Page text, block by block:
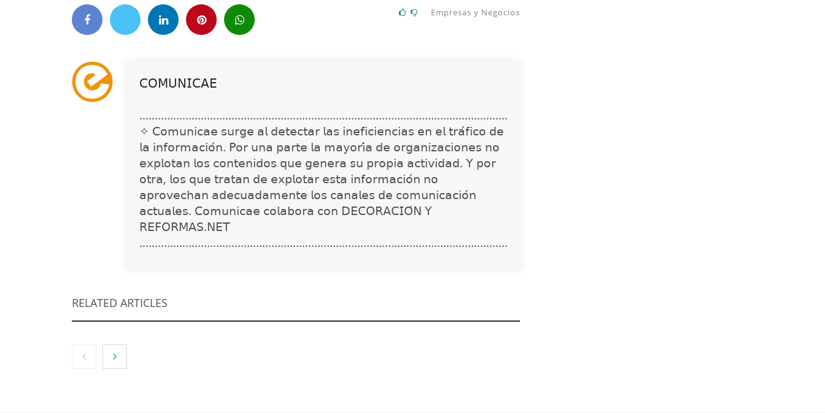
Empresas y Negocios
𝖢𝖮𝖬𝖴𝖭𝖨𝖢𝖠𝖤
........................................................................................................................
✧ 𝖢𝗈𝗆𝗎𝗇𝗂𝖼𝖺𝖾 𝗌𝗎𝗋𝗀𝖾 𝖺𝗅 𝖽𝖾𝗍𝖾𝖼𝗍𝖺𝗋 𝗅𝖺𝗌 𝗂𝗇𝖾𝖿𝗂𝖼𝗂𝖾𝗇𝖼𝗂𝖺𝗌 𝖾𝗇 𝖾𝗅 𝗍𝗋𝖺́𝖿𝗂𝖼𝗈 𝖽𝖾
𝗅𝖺 𝗂𝗇𝖿𝗈𝗋𝗆𝖺𝖼𝗂𝗈́𝗇. 𝖯𝗈𝗋 𝗎𝗇𝖺 𝗉𝖺𝗋𝗍𝖾 𝗅𝖺 𝗆𝖺𝗒𝗈𝗋𝗂́𝖺 𝖽𝖾 𝗈𝗋𝗀𝖺𝗇𝗂𝗓𝖺𝖼𝗂𝗈𝗇𝖾𝗌 𝗇𝗈
𝖾𝗑𝗉𝗅𝗈𝗍𝖺𝗇 𝗅𝗈𝗌 𝖼𝗈𝗇𝗍𝖾𝗇𝗂𝖽𝗈𝗌 𝗊𝗎𝖾 𝗀𝖾𝗇𝖾𝗋𝖺 𝗌𝗎 𝗉𝗋𝗈𝗉𝗂𝖺 𝖺𝖼𝗍𝗂𝗏𝗂𝖽𝖺𝖽. 𝖸 𝗉𝗈𝗋
𝗈𝗍𝗋𝖺, 𝗅𝗈𝗌 𝗊𝗎𝖾 𝗍𝗋𝖺𝗍𝖺𝗇 𝖽𝖾 𝖾𝗑𝗉𝗅𝗈𝗍𝖺𝗋 𝖾𝗌𝗍𝖺 𝗂𝗇𝖿𝗈𝗋𝗆𝖺𝖼𝗂𝗈́𝗇 𝗇𝗈
𝖺𝗉𝗋𝗈𝗏𝖾𝖼𝗁𝖺𝗇 𝖺𝖽𝖾𝖼𝗎𝖺𝖽𝖺𝗆𝖾𝗇𝗍𝖾 𝗅𝗈𝗌 𝖼𝖺𝗇𝖺𝗅𝖾𝗌 𝖽𝖾 𝖼𝗈𝗆𝗎𝗇𝗂𝖼𝖺𝖼𝗂𝗈́𝗇
𝖺𝖼𝗍𝗎𝖺𝗅𝖾𝗌. 𝖢𝗈𝗆𝗎𝗇𝗂𝖼𝖺𝖾 𝖼𝗈𝗅𝖺𝖻𝗈𝗋𝖺 𝖼𝗈𝗇 𝖣𝖤𝖢𝖮𝖱𝖠𝖢𝖨𝖮́𝖭 𝖸
𝖱𝖤𝖥𝖮𝖱𝖬𝖠𝖲.𝖭𝖤𝖳
........................................................................................................................
RELATED ARTICLES